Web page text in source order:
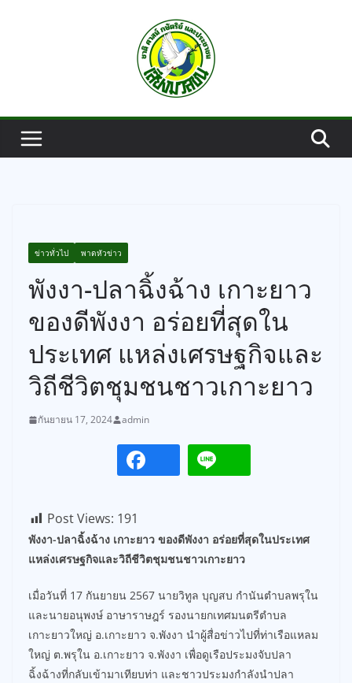
ข่าวทั่วไป พาดหัวข่าว
พังงา-ปลาฉิ้งฉ้าง เกาะยาว
ของดีพังงา อร่อยที่สุดใน
ประเทศ แหล่งเศรษฐกิจและ
วิถีชีวิตชุมชนชาวเกาะยาว
กันยายน 17, 2024 admin
Post Views: 191
พังงา-ปลาฉิ้งฉ้าง เกาะยาว ของดีพังงา อร่อยที่สุดในประเทศ
แหล่งเศรษฐกิจและวิถีชีวิตชุมชนชาวเกาะยาว
เมื่อวันที่ 17 กันยายน 2567 นายวิทูล บุญสบ กำนันตำบลพรุใน
และนายอนุพงษ์ อาษาราษฎร์ รองนายกเทศมนตรีตำบล
เกาะยาวใหญ่ อ.เกาะยาว จ.พังงา นำผู้สื่อข่าวไปที่ท่าเรือแหลม
ใหญ่ ต.พรุใน อ.เกาะยาว จ.พังงา เพื่อดูเรือประมงจับปลา
ฉิ้งฉ้างที่กลับเข้ามาเทียบท่า และชาวประมงกำลังนำปลา